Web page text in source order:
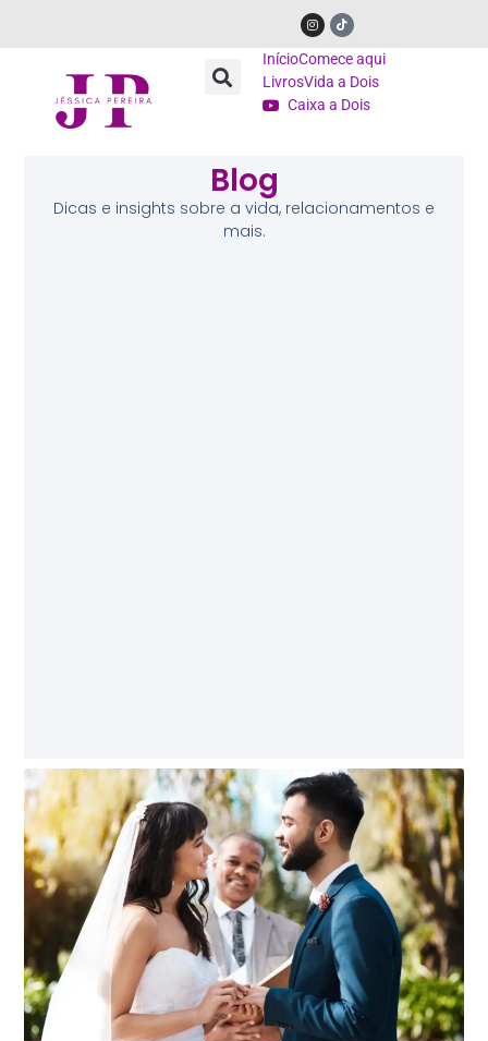
InícioComece aqui
LivrosVida a Dois
Caixa a Dois
Blog
Dicas e insights sobre a vida, relacionamentos e
mais.